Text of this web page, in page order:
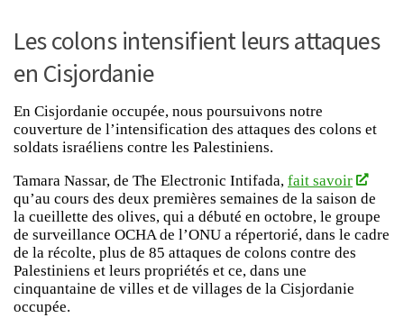
Les colons intensifient leurs attaques
en Cisjordanie
En Cisjordanie occupée, nous poursuivons notre
couverture de l’intensification des attaques des colons et
soldats israéliens contre les Palestiniens.
Tamara Nassar, de The Electronic Intifada, fait savoir
qu’au cours des deux premières semaines de la saison de
la cueillette des olives, qui a débuté en octobre, le groupe
de surveillance OCHA de l’ONU a répertorié, dans le cadre
de la récolte, plus de 85 attaques de colons contre des
Palestiniens et leurs propriétés et ce, dans une
cinquantaine de villes et de villages de la Cisjordanie
occupée.